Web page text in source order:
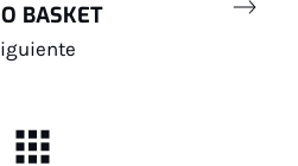
BASKET